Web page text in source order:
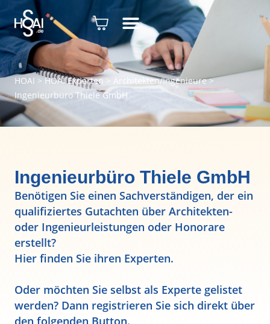
HOAI > HOAI Experten> Architekten/Ingenieure>
Ingenieurbüro Thiele GmbH
Ingenieurbüro Thiele GmbH
Benötigen Sie einen Sachverständigen, der ein
qualifiziertes Gutachten über Architekten-
oder Ingenieurleistungen oder Honorare
erstellt?
Hier finden Sie ihren Experten.
Oder möchten Sie selbst als Experte gelistet
werden? Dann registrieren Sie sich direkt über
den folgenden Button.